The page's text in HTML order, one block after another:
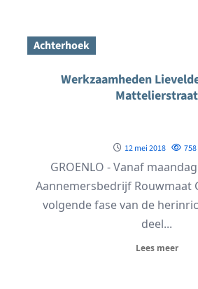
Achterhoek
Werkzaamheden
Mattelierstraat
12 mei 2018 758
GROENLO - Vanaf
Aannemersbedrijf Rouwmaat
volgende fase van de
deel...
Lees meer